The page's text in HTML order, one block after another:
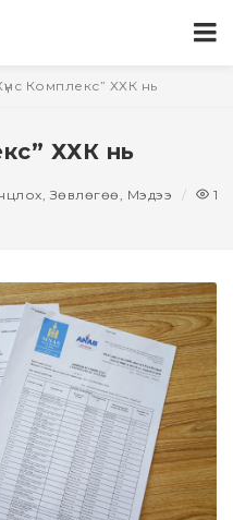
Комплекс” ХХК нь
ХХК нь
Зөвлөгөө, Мэдээ